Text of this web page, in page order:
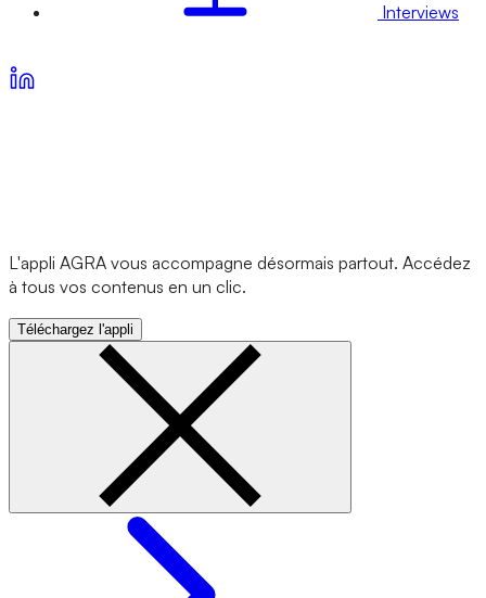
Interviews
L'appli AGRA vous accompagne désormais partout. Accédez
à tous vos contenus en un clic.
Téléchargez l'appli